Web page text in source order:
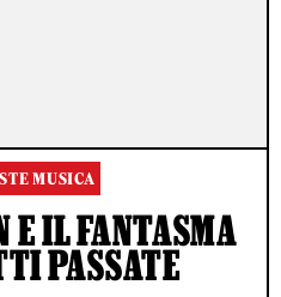
MUSICA
E IL FANTASMA
PASSATE